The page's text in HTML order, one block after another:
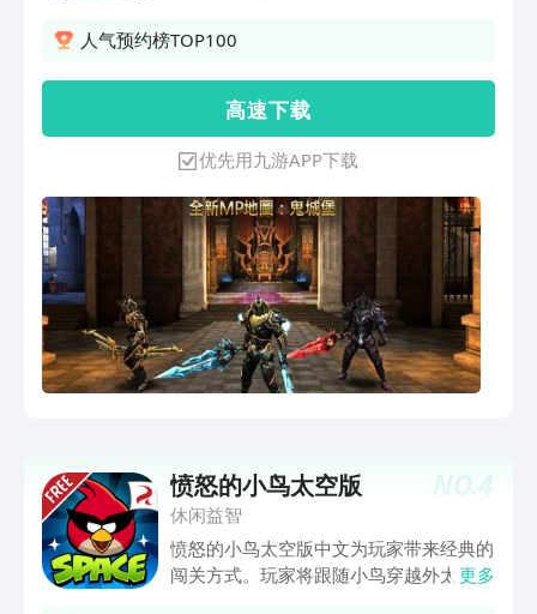
享受虚幻技术所打造的令人惊叹的实时全
洛特爵士.击退地狱军团,挑战被莫甘娜所
魅惑的强大亚瑟王.穿越10个惊心动魄的
关卡,在圆桌骑士高文的帮助下一路前往
阿瓦隆.面对20种不同敌人,包括史诗级
BOSS.运用多种武器:战斧、长弓和你的强
力大剑.体验紧张激烈、波澜壮阔和残酷
血腥的近身或远程战斗.探索引人入胜的
场景,解开谜题到达隐藏地点.支持本地
(WLAN)和在线模式.
人气预约榜TOP100
高 速 下 载
优先用九游APP下载
NO.4
愤怒的小鸟太空版
休闲益智
愤怒的小鸟太空版中文为玩家带来经典的
闯关方式。玩家将跟随小鸟穿越外太空，
更多